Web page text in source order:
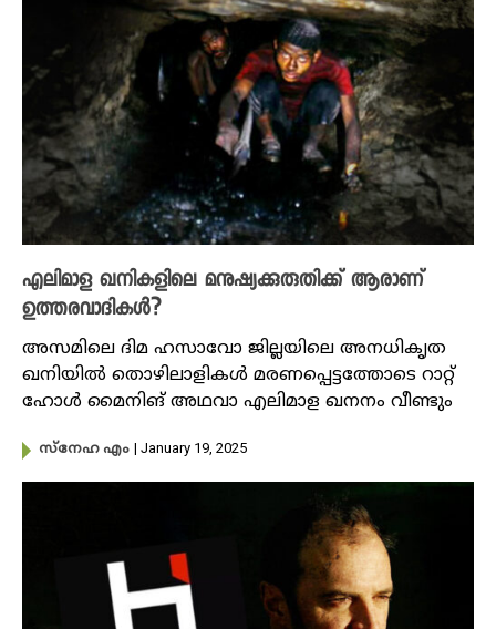
എലിമാള ഖ‌നികളിലെ മനുഷ്യക്കുരുതിക്ക് ആരാണ്
ഉത്തരവാദികൾ?
അസമിലെ ദിമ ഹസാവോ ജില്ലയിലെ അനധികൃത
ഖനിയിൽ തൊഴിലാളികൾ മരണപ്പെട്ടത്തോടെ റാറ്റ്
ഹോൾ മൈനിങ് അഥവാ എലിമാള ഖനനം വീണ്ടും
സ്നേഹ എം | January 19, 2025